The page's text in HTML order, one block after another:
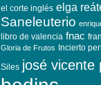
el corte inglés elga
Saneleuterio
libro de valencia fnac
Gloria de Frutos Incierto
Siles josé vicente